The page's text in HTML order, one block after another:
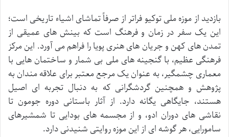
بازدید از موزه ملی توکیو فراتر از صرفاً تماشای اشیاء تاریخی است؛
این یک سفر در زمان و فرهنگ است که بینش های عمیقی از
تمدن های کهن و جریان های هنری پویا را فراهم می آورد. این مرکز
فرهنگی عظیم، با گنجینه های ملی بی شمار و ساختمان هایی با
معماری چشمگیر، به عنوان یک مرجع معتبر برای علاقه مندان به
پژوهش و همچنین گردشگرانی که به دنبال تجربه ای اصیل
هستند، جایگاهی یگانه دارد. از آثار باستانی دوره جومون تا
نقاشی های دوران ادو، و از مجسمه های بودایی تا شمشیرهای
سامورایی، هر گوشه ای از این موزه روایتی شنیدنی دارد.